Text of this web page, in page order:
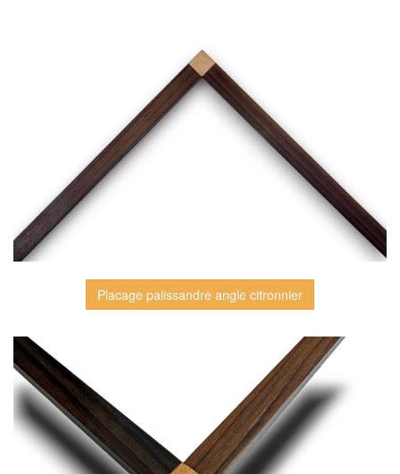
Placage palissandre angle citronnier